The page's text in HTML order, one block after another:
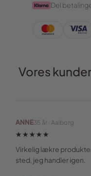
Del
Vores
ANNE35 år · Aalborg
★★★★★
Virkelig lækre
sted, jeg handler igen.